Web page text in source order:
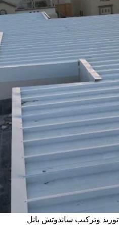
توريد وتركيب ساندوتش بانل